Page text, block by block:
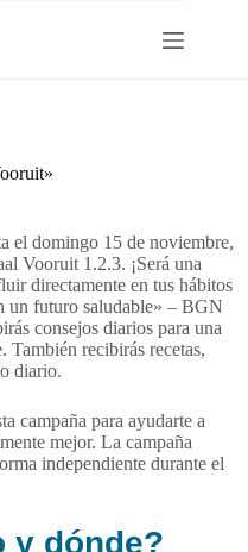
el domingo 15 de noviembre,
Vooruit 1.2.3. ¡Será una
directamente en tus hábitos
un futuro saludable» – BGN
consejos diarios para una
También recibirás recetas,
diario.
campaña para ayudarte a
mejor. La campaña
independiente durante el
y dónde?